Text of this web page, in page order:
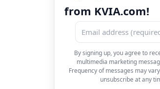
from KVIA.com!
By signing up, you agree to
multimedia marketing
Frequency of messages may
unsubscribe at any